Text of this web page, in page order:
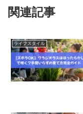
関連記事
ライフスタイル